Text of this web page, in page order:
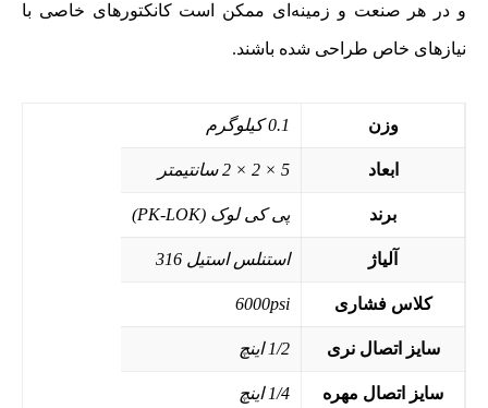
و در هر صنعت و زمینه‌ای ممکن است کانکتورهای خاصی با
نیازهای خاص طراحی شده باشند.
وزن 0.1 کیلوگرم
ابعاد 5 × 2 × 2 سانتیمتر
برند پی کی لوک (PK-LOK)
آلیاژ استنلس استیل 316
کلاس فشاری 6000psi
سایز اتصال نری 1/2 اینچ
سایز اتصال مهره 1/4 اینچ